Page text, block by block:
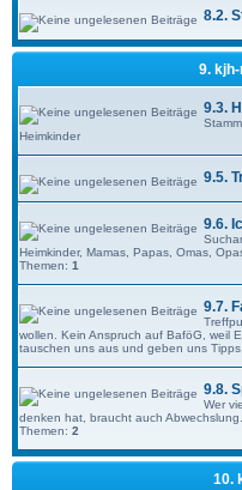
8.2.
9.
9.3.
Heimkinder
9.5.
9.6.
Heimkinder, Mamas, Papas, Omas,
Themen: 1
9.7.
wollen. Kein Anspruch auf BaföG, weil
tauschen uns aus und geben uns Tipps.
9.8.
Wer
denken hat, braucht auch Abwechslung.
Themen: 2
10.